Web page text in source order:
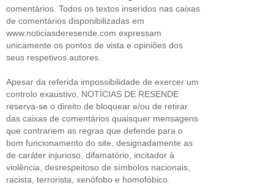
comentários. Todos os textos inseridos nas caixas
de comentários disponibilizadas em
www.noticiasderesende.com expressam
unicamente os pontos de vista e opiniões dos
seus respetivos autores.
Apesar da referida impossibilidade de exercer um
controlo exaustivo, NOTÍCIAS DE RESENDE
reserva-se o direito de bloquear e/ou de retirar
das caixas de comentários quaisquer mensagens
que contrariem as regras que defende para o
bom funcionamento do site, designadamente as
de caráter injurioso, difamatório, incitador à
violência, desrespeitoso de símbolos nacionais,
racista, terrorista, xenófobo e homofóbico.